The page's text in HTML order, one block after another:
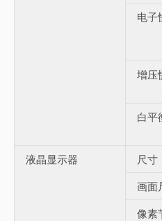
电子
增压
白平
液晶显示器
尺寸
画面
像素